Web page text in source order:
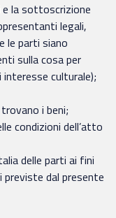
la sottoscrizione
legali,
le parti siano
sulla cosa per
culturale);
i beni;
condizioni dell’atto
delle parti ai fini
previste dal presente